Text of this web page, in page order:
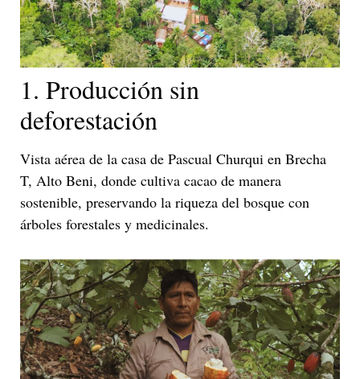
1. Producción sin
deforestación
Vista aérea de la casa de Pascual Churqui en Brecha
T, Alto Beni, donde cultiva cacao de manera
sostenible, preservando la riqueza del bosque con
árboles forestales y medicinales.